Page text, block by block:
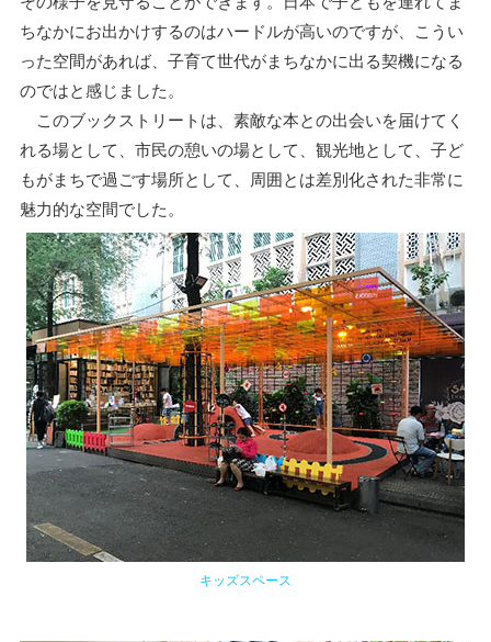
ちなかにお出かけするのはハードルが高いのですが、こうい
った空間があれば、子育て世代がまちなかに出る契機になる
のではと感じました。
このブックストリートは、素敵な本との出会いを届けてく
れる場として、市民の憩いの場として、観光地として、子ど
もがまちで過ごす場所として、周囲とは差別化された非常に
魅力的な空間でした。
キッズスペース